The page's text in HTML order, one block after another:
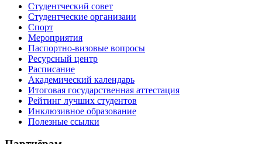
Студентческий совет
Студентческие организаии
Спорт
Мероприятия
Паспортно-визовые вопросы
Ресурсный центр
Расписание
Академический календарь
Итоговая государственная аттестация
Рейтинг лучших студентов
Инклюзивное образование
Полезные ссылки